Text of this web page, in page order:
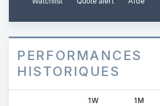
PERFORMANCES
HISTORIQUES
1W 1M